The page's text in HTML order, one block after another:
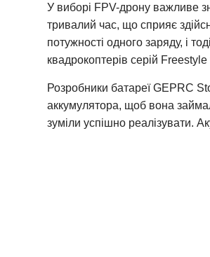
У виборі FPV-дрону важливе
тривалий час, що сприяє
потужності одного заряду, і
квадрокоптерів серій
Розробники батареї GEPRC
аккумулятора, щоб вона
зуміли успішно реалізувати.